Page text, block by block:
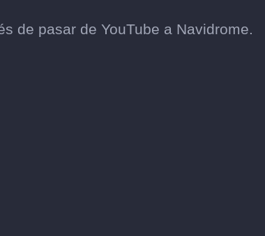
de pasar de YouTube a Navidrome.